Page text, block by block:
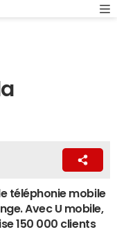
téléphonie mobile
Avec U mobile,
150 000 clients